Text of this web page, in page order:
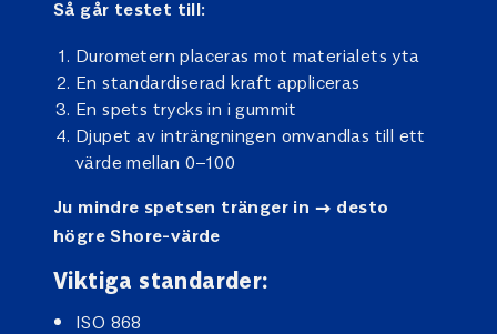
Så går testet till:
Durometern placeras mot materialets yta
En standardiserad kraft appliceras
En spets trycks in i gummit
Djupet av inträngningen omvandlas till ett
värde mellan 0–100
Ju mindre spetsen tränger in → desto
högre Shore-värde
Viktiga standarder:
ISO 868